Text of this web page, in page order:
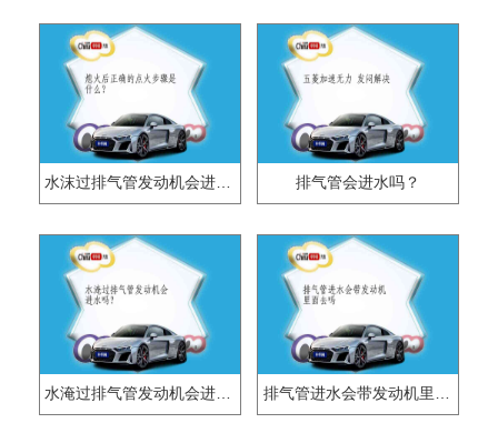
水沫过排气管发动机会进水吗？ 排气管会进水吗？
水淹过排气管发动机会进水吗？ 排气管进水会带发动机里面去吗